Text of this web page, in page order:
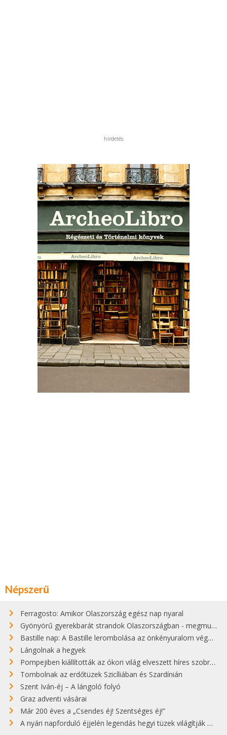
hirdetés
Népszerű
Ferragosto: Amikor Olaszország egész nap nyaral
Gyönyörű gyerekbarát strandok Olaszországban - megmutatjuk a 15 legjobbat
Bastille nap: A Bastille lerombolása az önkényuralom végét jelentette
Lángolnak a hegyek
Pompejiben kiállították az ókori világ elveszett híres szobrának másolatát
Tombolnak az erdőtüzek Szicíliában és Szardínián
Szent Iván-éj – A lángoló folyó
Graz adventi vásárai
Már 200 éves a „Csendes éj! Szentséges éj!”
A nyári napforduló éjjelén legendás hegyi tüzek világítják meg Zugspitzét